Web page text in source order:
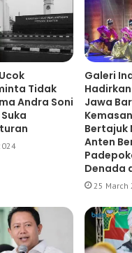
Tidak
Andra Soni
Galeri
Jawa
Bertajuk
Anten
Denada
25 March